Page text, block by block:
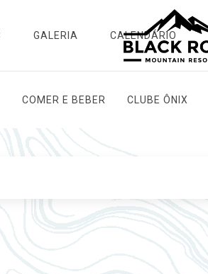
GALERIA CALENDÁRIO
COMER E BEBER CLUBE ÔNIX